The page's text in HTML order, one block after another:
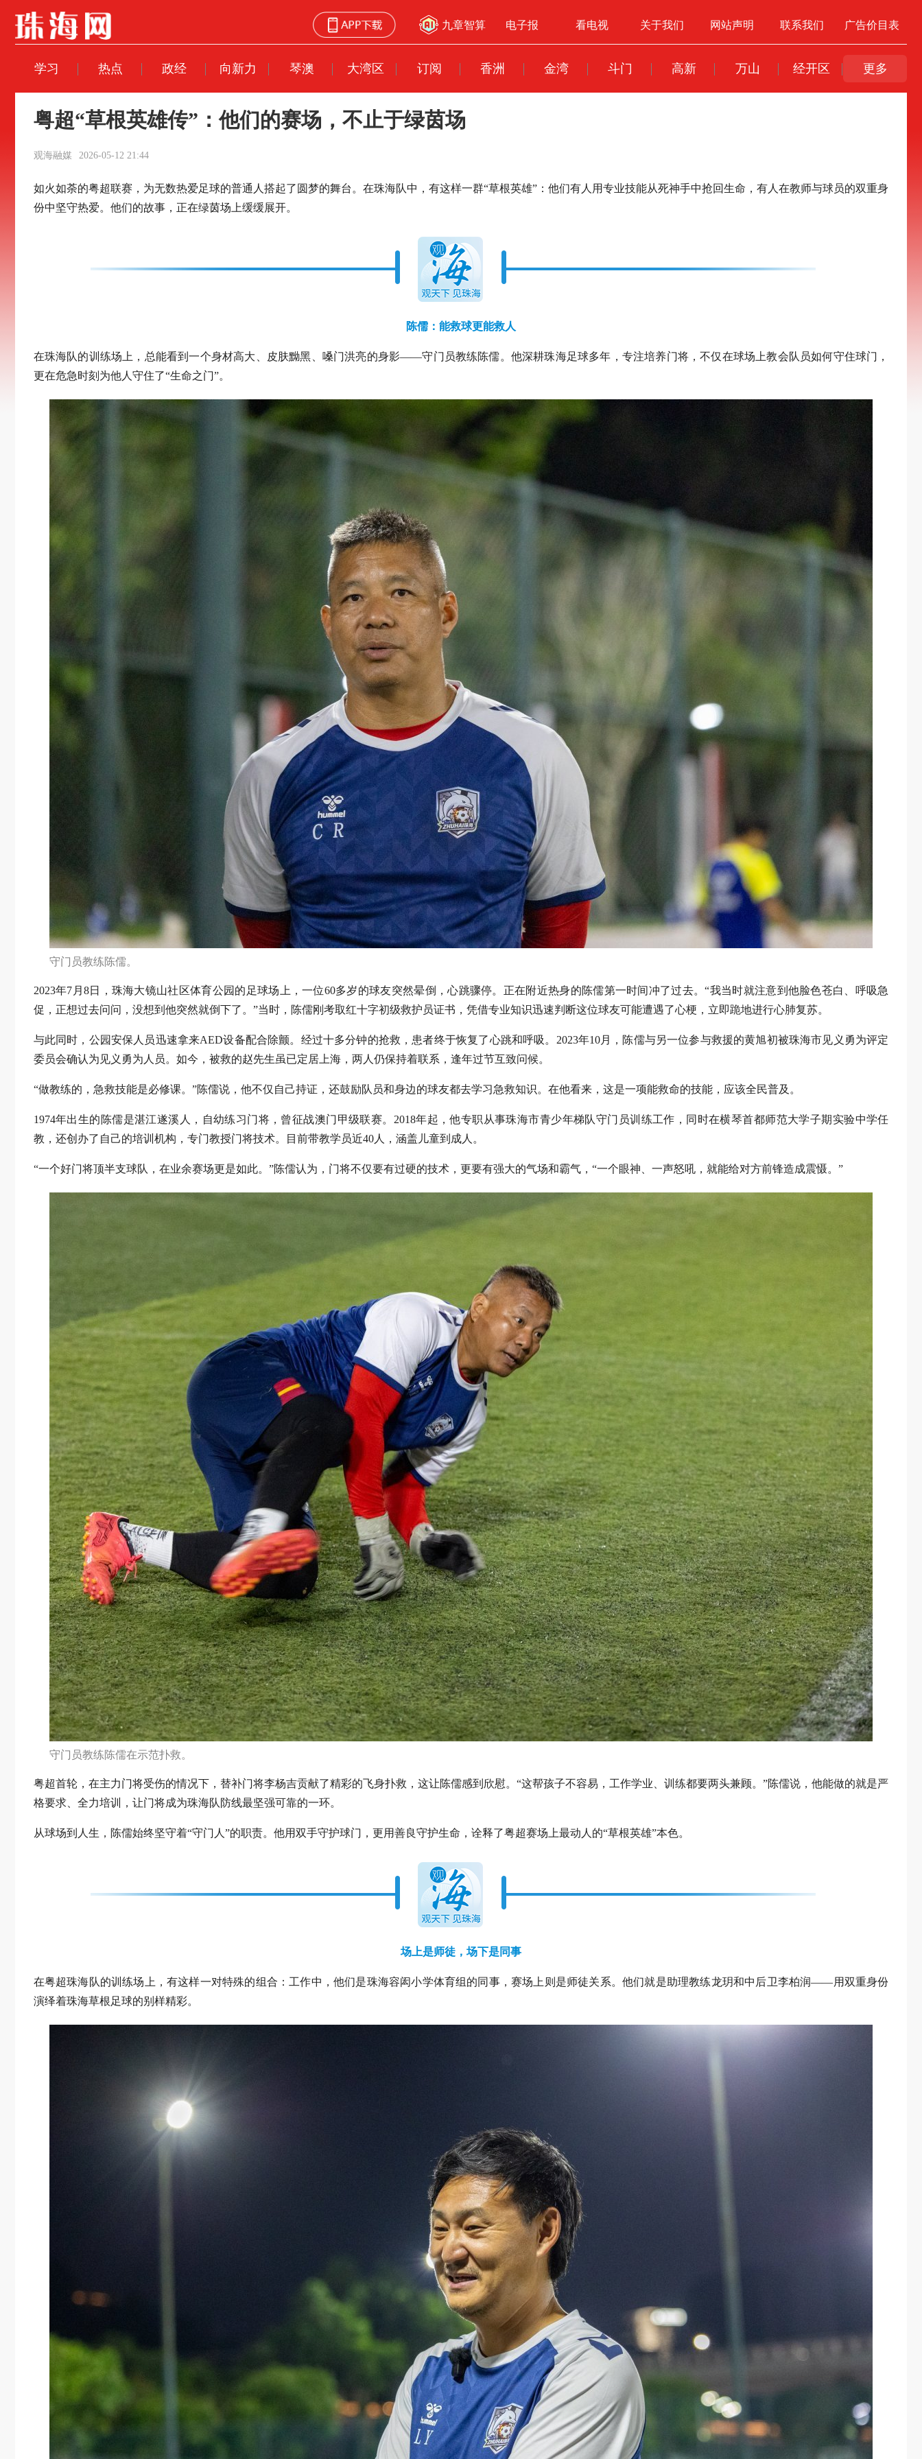
九章智算 电子报 看电视 关于我们 网站声明 联系我们 广告价目表
学习 热点 政经 向新力 琴澳 大湾区 订阅 香洲 金湾 斗门 高新 万山 经开区 更多
粤超“草根英雄传”：他们的赛场，不止于绿茵场
观海融媒 2026-05-12 21:44
如火如荼的粤超联赛，为无数热爱足球的普通人搭起了圆梦的舞台。在珠海队中，有这样一群“草根英雄”：他们有人用专业技能从死神手中抢回生命，有人在教师与球员的双重身
份中坚守热爱。他们的故事，正在绿茵场上缓缓展开。
陈儒：能救球更能救人
在珠海队的训练场上，总能看到一个身材高大、皮肤黝黑、嗓门洪亮的身影——守门员教练陈儒。他深耕珠海足球多年，专注培养门将，不仅在球场上教会队员如何守住球门，
更在危急时刻为他人守住了“生命之门”。
守门员教练陈儒。
2023年7月8日，珠海大镜山社区体育公园的足球场上，一位60多岁的球友突然晕倒，心跳骤停。正在附近热身的陈儒第一时间冲了过去。“我当时就注意到他脸色苍白、呼吸急
促，正想过去问问，没想到他突然就倒下了。”当时，陈儒刚考取红十字初级救护员证书，凭借专业知识迅速判断这位球友可能遭遇了心梗，立即跪地进行心肺复苏。
与此同时，公园安保人员迅速拿来AED设备配合除颤。经过十多分钟的抢救，患者终于恢复了心跳和呼吸。2023年10月，陈儒与另一位参与救援的黄旭初被珠海市见义勇为评定
委员会确认为见义勇为人员。如今，被救的赵先生虽已定居上海，两人仍保持着联系，逢年过节互致问候。
“做教练的，急救技能是必修课。”陈儒说，他不仅自己持证，还鼓励队员和身边的球友都去学习急救知识。在他看来，这是一项能救命的技能，应该全民普及。
1974年出生的陈儒是湛江遂溪人，自幼练习门将，曾征战澳门甲级联赛。2018年起，他专职从事珠海市青少年梯队守门员训练工作，同时在横琴首都师范大学子期实验中学任
教，还创办了自己的培训机构，专门教授门将技术。目前带教学员近40人，涵盖儿童到成人。
“一个好门将顶半支球队，在业余赛场更是如此。”陈儒认为，门将不仅要有过硬的技术，更要有强大的气场和霸气，“一个眼神、一声怒吼，就能给对方前锋造成震慑。”
守门员教练陈儒在示范扑救。
粤超首轮，在主力门将受伤的情况下，替补门将李杨吉贡献了精彩的飞身扑救，这让陈儒感到欣慰。“这帮孩子不容易，工作学业、训练都要两头兼顾。”陈儒说，他能做的就是严
格要求、全力培训，让门将成为珠海队防线最坚强可靠的一环。
从球场到人生，陈儒始终坚守着“守门人”的职责。他用双手守护球门，更用善良守护生命，诠释了粤超赛场上最动人的“草根英雄”本色。
场上是师徒，场下是同事
在粤超珠海队的训练场上，有这样一对特殊的组合：工作中，他们是珠海容闳小学体育组的同事，赛场上则是师徒关系。他们就是助理教练龙玥和中后卫李柏润——用双重身份
演绎着珠海草根足球的别样精彩。